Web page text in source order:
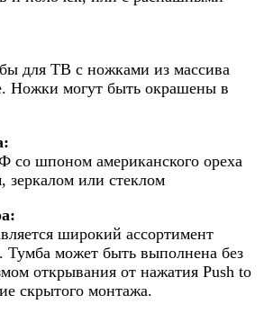
для ТВ с ножками из массива
Ножки могут быть окрашены в
шпоном американского ореха
зеркалом или стеклом
широкий ассортимент
Тумба может быть выполнена без
открывания от нажатия Push to
скрытого монтажа.